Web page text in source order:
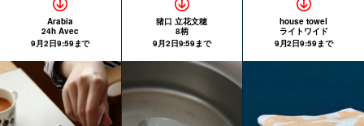
Arabia
24h Avec
9月2日9:59まで
猪口 立花文穂
8柄
9月2日9:59まで
house towel
ライトワイド
9月2日9:59まで